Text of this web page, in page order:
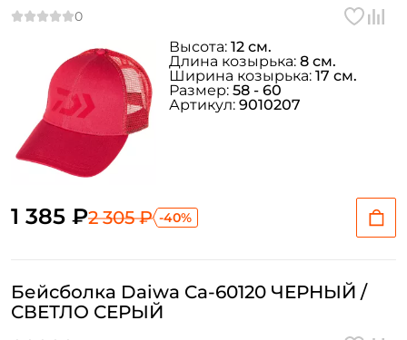
1 385 ₽2 305 ₽ -40%
Высота: 12 см.
Длина козырька: 8 см.
Ширина козырька: 17 см.
Размер: 58 - 60
Артикул: 9010207
Бейсболка Daiwa Ca-60120 ЧЕРНЫЙ /
СВЕТЛО СЕРЫЙ
Создать аккаунт
ФИО: *
Номер телефона: *